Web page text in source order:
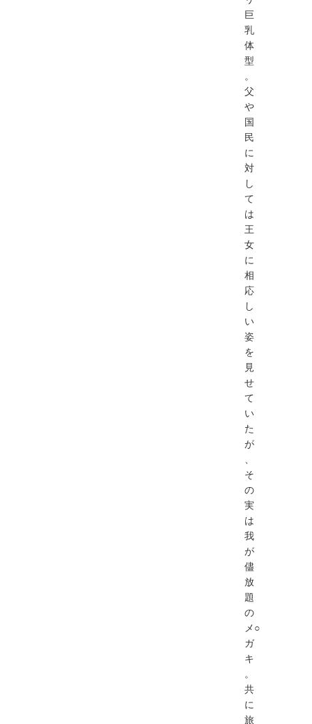
巨
乳
体
型
。
⽗
や
国
⺠
に
対
し
て
は
王
⼥
に
相
応
し
い
姿
を
⾒
せ
て
い
た
が
、
そ
の
実
は
我
が
儘
放
題
の
メ○
ガ
キ
。
共
に
旅